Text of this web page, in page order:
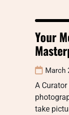
Your
March
A
take